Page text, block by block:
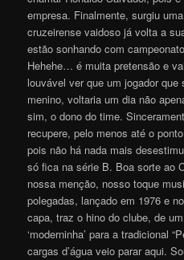
empresa. Finalmente, surgiu
cruzeirense vaidoso já volta a
estão sonhando com
Hehehe… é muita pretensão e
louvável ver que um jogador
menino, voltaria um dia não
sim, o dono do time.
recupere, pelo menos até o
pois não há nada mais
só fica na série B. Boa sorte ao
nossa menção, nosso toque
polegadas, lançado em 1976 e
capa, traz o hino do clube, de
‘moderninha’ para a tradicional
cargas d’água veio parar aqui.